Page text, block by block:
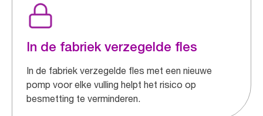
In de fabriek verzegelde fles
In de fabriek verzegelde fles met een nieuwe
pomp voor elke vulling helpt het risico op
besmetting te verminderen.